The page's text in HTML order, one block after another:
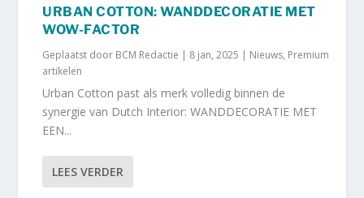
URBAN COTTON: WANDDECORATIE MET
WOW-FACTOR
Geplaatst door BCM Redactie | 8 jan, 2025 | Nieuws, Premium
artikelen
Urban Cotton past als merk volledig binnen de
synergie van Dutch Interior: WANDDECORATIE MET
EEN...
LEES VERDER